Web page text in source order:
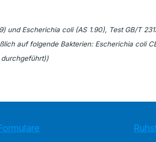
Escherichia coli (AS 1.90), Test GB/T
auf folgende Bakterien: Escherichia coli
durchgeführt))